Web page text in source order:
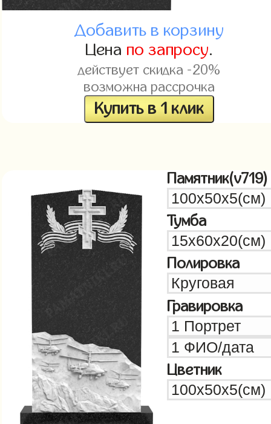
Добавить в корзину
Цена по запросу.
действует скидка -20%
возможна рассрочка
Купить в 1 клик
Памятник(v719)
Тумба
Полировка
Гравировка
Цветник